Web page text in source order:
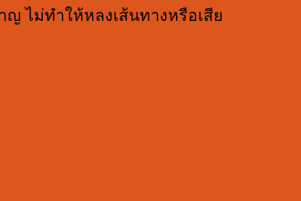
ไม่ทำให้หลงเส้นทางหรือเสีย